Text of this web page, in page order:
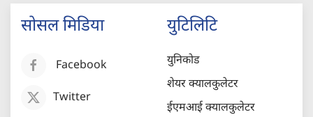
सोसल मिडिया
Facebook
Twitter
युटिलिटि
युनिकोड
शेयर क्यालकुलेटर
ईएमआई क्यालकुलेटर